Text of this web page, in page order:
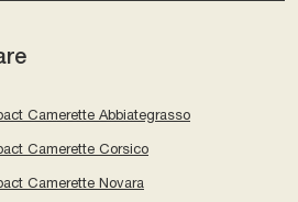
Camerette Abbiategrasso
Camerette Corsico
Camerette Novara